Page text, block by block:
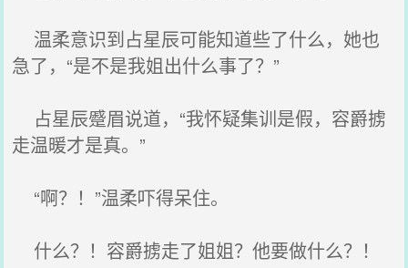
温柔意识到占星辰可能知道些了什么，她也
急了，“是不是我姐出什么事了？”
占星辰蹙眉说道，“我怀疑集训是假，容爵掳
走温暖才是真。”
“啊？！”温柔吓得呆住。
什么？！容爵掳走了姐姐？他要做什么？！